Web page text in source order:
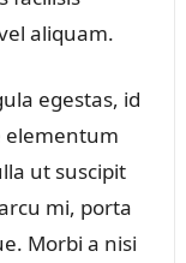
aliquam.
egestas, id
elementum
ut suscipit
mi, porta
Morbi a nisi